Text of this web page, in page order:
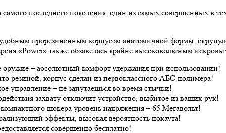
самого последнего поколения, один из самых совершенных в
прорезиненным корпусом анатомичной формы,
«Power» также обзавелась крайне высоковольтным
оружие – абсолютный комфорт удержания при использовании!
резиной, корпус сделан из первоклассного АБС-полимера!
управление – не запутаешься во время стычки!
захвату отключит устройство, выбитое из ваших рук!
шокера уровень напряжения – 65 Мегавольт!
эффекты, высокая вероятность нокаута!
совершенно бесплатно!